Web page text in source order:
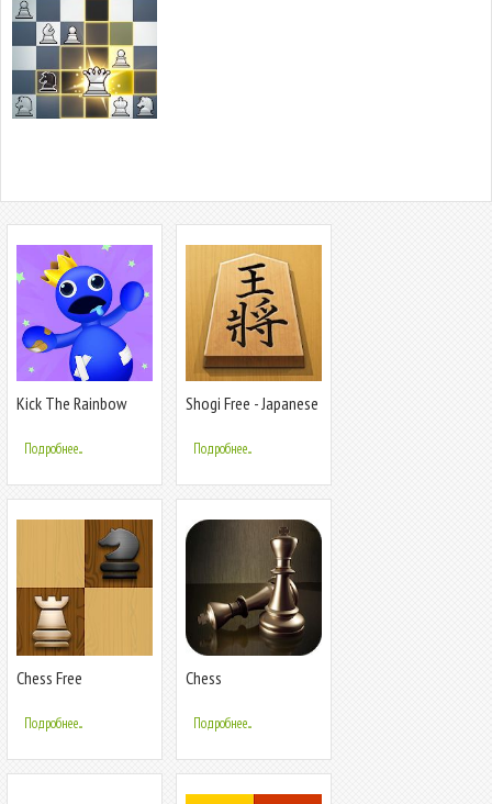
Kick The Rainbow
Подробнее...
Shogi Free - Japanese
Подробнее...
Chess Free
Подробнее...
Chess
Подробнее...